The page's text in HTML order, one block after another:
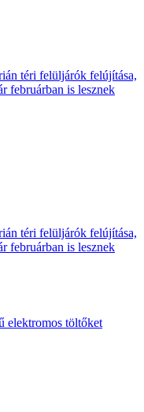
téri felüljárók felújítása,
februárban is lesznek
téri felüljárók felújítása,
februárban is lesznek
elektromos töltőket